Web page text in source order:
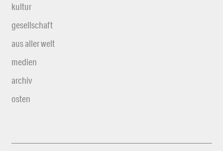
kultur
gesellschaft
aus aller welt
medien
archiv
osten